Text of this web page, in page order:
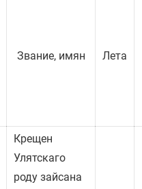
Звание, имян
Лета
Крещен
Улятскаго
роду зайсана